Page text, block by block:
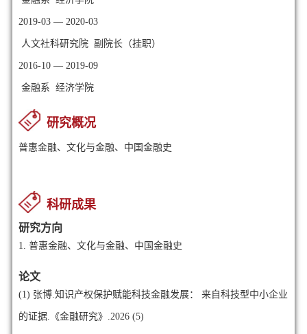
2019-03 — 2020-03
人文社科研究院 副院长（挂职）
2016-10 — 2019-09
金融系 经济学院
研究概况
普惠金融、文化与金融、中国金融史
科研成果
研究方向
1. 普惠金融、文化与金融、中国金融史
论文
(1) 张博.知识产权保护赋能科技金融发展： 来自科技型中小企业
的证据.《金融研究》.2026 (5)